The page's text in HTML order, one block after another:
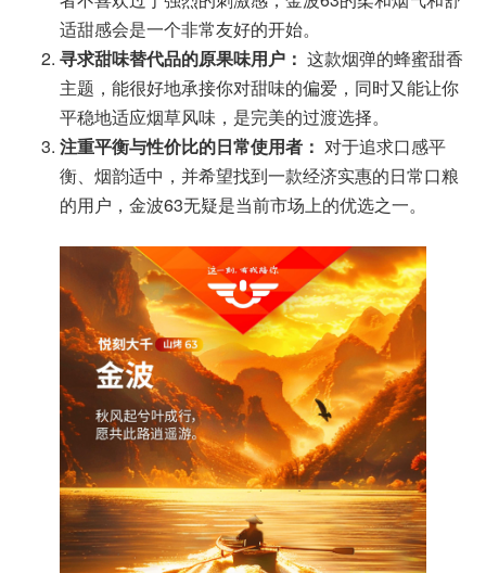
适甜感会是一个非常友好的开始。
寻求甜味替代品的原果味用户： 这款烟弹的蜂蜜甜香
主题，能很好地承接你对甜味的偏爱，同时又能让你
平稳地适应烟草风味，是完美的过渡选择。
注重平衡与性价比的日常使用者： 对于追求口感平
衡、烟韵适中，并希望找到一款经济实惠的日常口粮
的用户，金波63无疑是当前市场上的优选之一。